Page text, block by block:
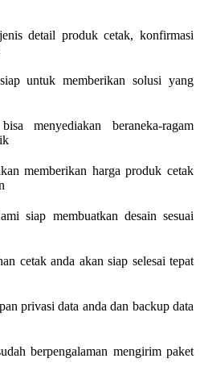
detail produk cetak, konfirmasi
untuk memberikan solusi yang
menyediakan beraneka-ragam
memberikan harga produk cetak
siap membuatkan desain sesuai
cetak anda akan siap selesai tepat
privasi data anda dan backup data
berpengalaman mengirim paket